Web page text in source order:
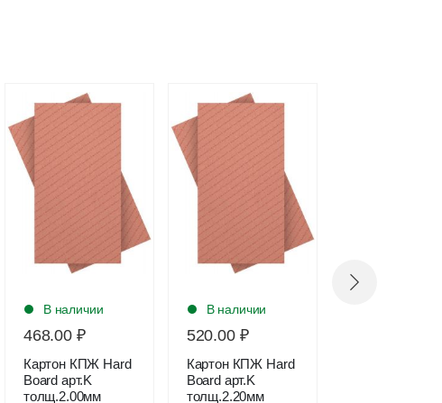
В наличии
468.00 ₽
Картон КПЖ Hard
Board арт.K
толщ.2.00мм
В наличии
520.00 ₽
Картон КПЖ Hard
Board арт.K
толщ.2.20мм